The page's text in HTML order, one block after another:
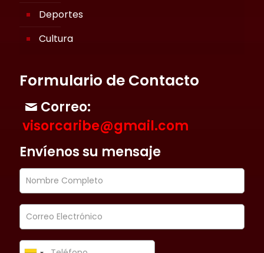
Deportes
Cultura
Formulario de Contacto
Correo:
visorcaribe@gmail.com
Envíenos su mensaje